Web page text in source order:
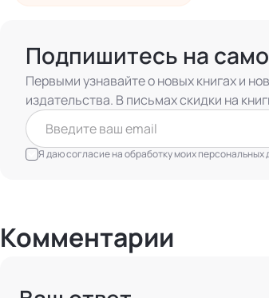
Подпишитесь на
Первыми узнавайте о новых книгах и
издательства. В письмах скидки на
Я даю согласие на обработку моих персональных
Комментарии